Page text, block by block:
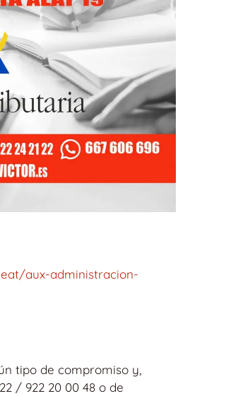
aux-administracion-
tipo de compromiso y,
/ 922 20 00 48 o de